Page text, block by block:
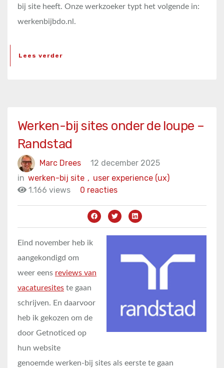
bij site heeft. Onze werkzoeker typt het volgende in:
werkenbijbdo.nl.
Lees verder
Werken-bij sites onder de loupe –
Randstad
Marc Drees
12 december 2025
in
user experience (ux)
werken-bij site ,
1.166 views
0 reacties
Eind november heb ik
aangekondigd om
weer eens reviews van
vacaturesites te gaan
schrijven. En daarvoor
heb ik gekozen om de
door Getnoticed op
hun website
genoemde werken-bij sites als eerste te gaan